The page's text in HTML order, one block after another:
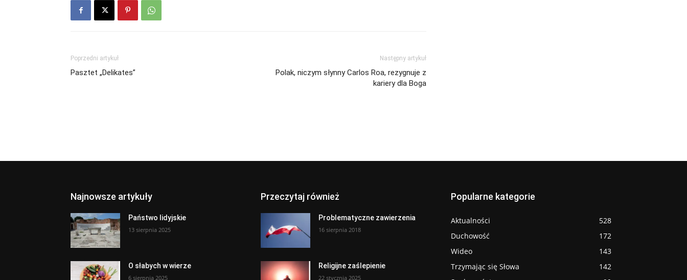
Poprzedni artykuł
Pasztet „Delikates”
Następny artykuł
Polak, niczym słynny Carlos Roa, rezygnuje z
kariery dla Boga
Najnowsze artykuły
Państwo lidyjskie
13 sierpnia 2025
O słabych w wierze
6 sierpnia 2025
Przeczytaj również
Problematyczne zawierzenia
16 sierpnia 2018
Religijne zaślepienie
22 stycznia 2025
Popularne kategorie
Aktualności
528
Duchowość
172
Wideo
143
Trzymając się Słowa
142